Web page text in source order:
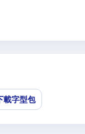
載字型包